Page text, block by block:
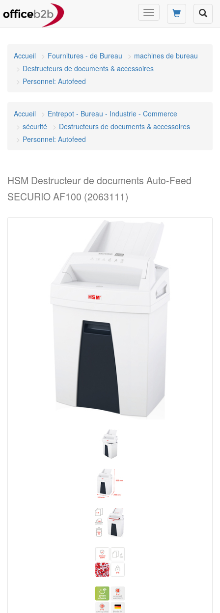
Changer
mode
Accueil
Fournitures - de Bureau
machines de bureau
Destructeurs de documents & accessoires
Personnel: Autofeed
Accueil
Entrepot - Bureau - Industrie - Commerce
sécurité
Destructeurs de documents & accessoires
Personnel: Autofeed
HSM Destructeur de documents Auto-Feed
SECURIO AF100 (2063111)